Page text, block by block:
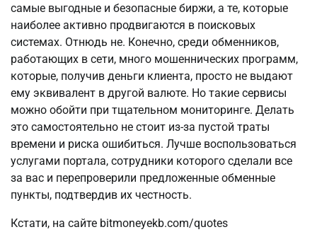
самые выгодные и безопасные биржи, а те, которые
наиболее активно продвигаются в поисковых
системах. Отнюдь не. Конечно, среди обменников,
работающих в сети, много мошеннических программ,
которые, получив деньги клиента, просто не выдают
ему эквивалент в другой валюте. Но такие сервисы
можно обойти при тщательном мониторинге. Делать
это самостоятельно не стоит из-за пустой траты
времени и риска ошибиться. Лучше воспользоваться
услугами портала, сотрудники которого сделали все
за вас и перепроверили предложенные обменные
пункты, подтвердив их честность.
Кстати, на сайте bitmoneyekb.com/quotes